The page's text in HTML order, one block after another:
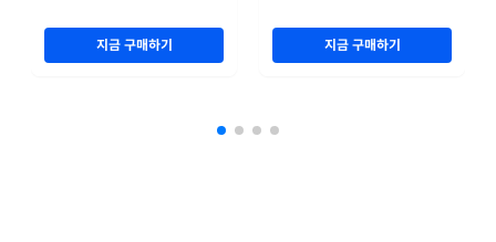
지금 구매하기 지금 구매하기